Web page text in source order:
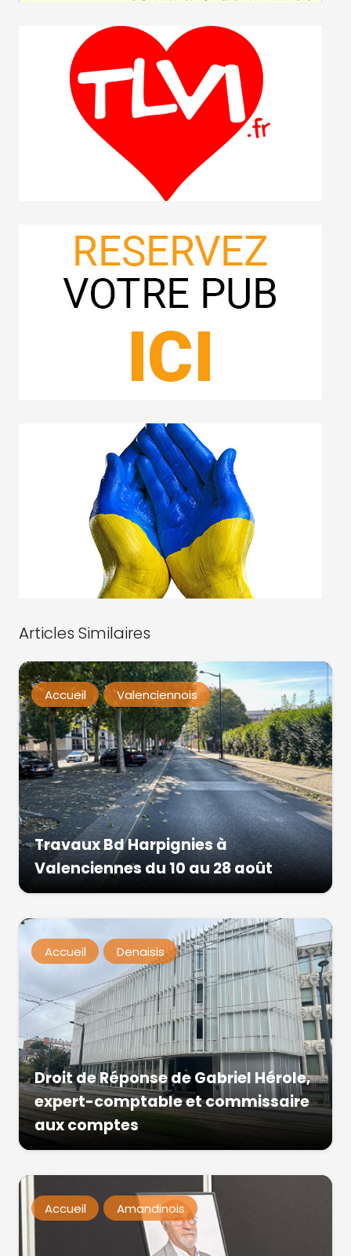
Articles Similaires
Accueil Valenciennois
Travaux Bd Harpignies à
Valenciennes du 10 au 28 août
Accueil Denaisis
Droit de Réponse de Gabriel Hérole,
expert-comptable et commissaire
aux comptes
Accueil Amandinois